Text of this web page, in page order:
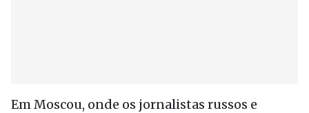
Em Moscou, onde os jornalistas russos e